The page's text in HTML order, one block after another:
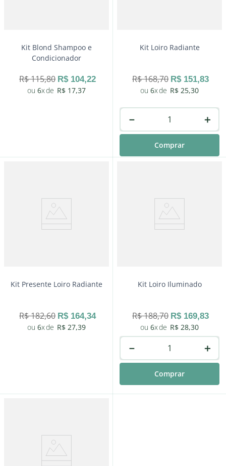
Kit Blond Shampoo e
Condicionador
R$115,80 R$ 104,22
6
R$ 17,37
Kit Loiro Radiante
R$168,70 R$ 151,83
6
R$ 25,30
＋
－
Comprar
Kit Presente Loiro Radiante
R$182,60 R$ 164,34
6
R$ 27,39
Kit Loiro Iluminado
R$188,70 R$ 169,83
6
R$ 28,30
＋
－
Comprar